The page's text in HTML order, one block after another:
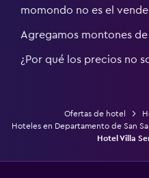
momondo no es el
Agregamos montones
¿Por qué los precios no
Ofertas de hotel
Hoteles en Departamento de San
Hotel Villa